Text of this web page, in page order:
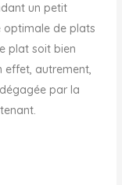
un petit
optimale de plats
plat soit bien
effet, autrement,
par la